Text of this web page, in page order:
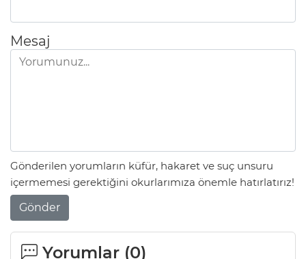
Mesaj
Gönderilen yorumların küfür, hakaret ve suç unsuru
içermemesi gerektiğini okurlarımıza önemle hatırlatırız!
Gönder
Yorumlar (0)